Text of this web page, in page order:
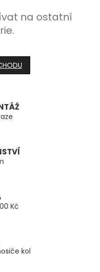
na ostatní
Kč
kol